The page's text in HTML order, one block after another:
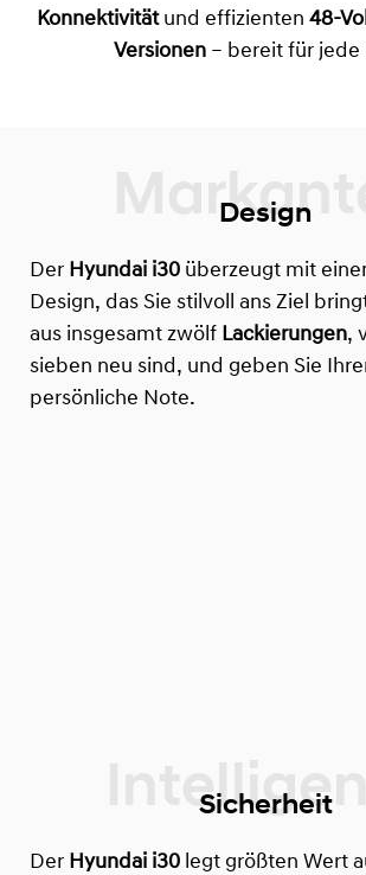
Konnektivitätund effizienten 48-
Versionen– bereit für jede
Design
Der Hyundai i30 überzeugt mit
Design, das Sie stilvoll ans Ziel
aus insgesamt zwölf Lackierungen,
sieben neu sind, und geben Sie
persönliche Note.
Sicherheit
Der Hyundai i30 legt größten Wert